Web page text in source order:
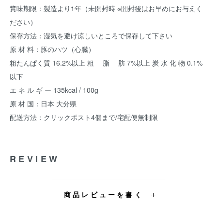
賞味期限：製造より1年（未開封時 ※開封後はお早めにお与えく
ださい）
保存方法：湿気を避け涼しいところで保存して下さい
原 材 料：豚のハツ（心臓）
粗たんぱく質 16.2%以上 粗 脂 肪 7%以上 炭 水 化 物 0.1%
以下
エ ネ ル ギ ー 135kcal / 100g
原 材 国：日本 大分県
配送方法：クリックポスト4個まで/宅配便無制限
REVIEW
商品レビューを書く